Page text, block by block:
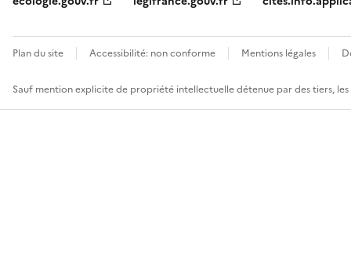
Plan du site Accessibilité: non conforme Mentions légales
Sauf mention explicite de propriété intellectuelle détenue par des tiers,